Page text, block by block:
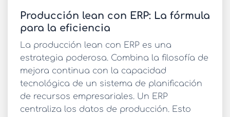
Producción lean con ERP: La fórmula
para la eficiencia
La producción lean con ERP es una
estrategia poderosa. Combina la filosofía de
mejora continua con la capacidad
tecnológica de un sistema de planificación
de recursos empresariales. Un ERP
centraliza los datos de producción. Esto